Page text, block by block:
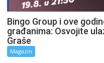
Bingo Group i ove
građanima: Osvojite
Graše
Magazin